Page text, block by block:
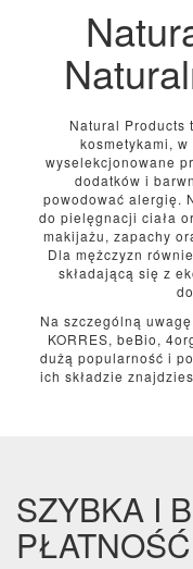
Natural Products
kosmetykami,
wyselekcjonowane
dodatków i
powodować alergię.
do pielęgnacji ciała
makijażu, zapachy
Dla mężczyzn
składającą się z
Na szczególną
KORRES, beBio,
dużą popularność i
ich składzie
SZYBKA I
PŁATNOŚĆ